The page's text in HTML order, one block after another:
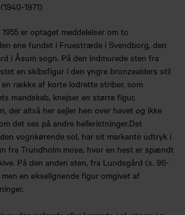
1971)
er optaget meddelelser om to
ene fundet i Fruestræde i Svendborg, den
i Åsum sogn. På den indmurede sten fra
en skibsfigur i den yngre bronzealders stil
række af korte lodrette striber, som
mandskab, knejser en større figur,
der altså her sejler hen over havet og ikke
det ses på andre helleristninger.Det
vognkørende sol, har sit markante udtryk i
fra Trundholm mose, hvor en hest er spændt
På den anden sten, fra Lundsgård (s. 96-
en økselignende figur omgivet af